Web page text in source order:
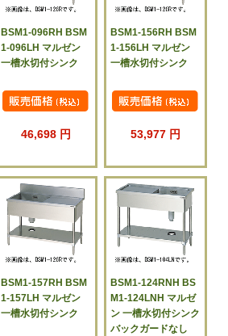
BSM1-096RH BSM
1-096LH マルゼン
一槽水切付シンク
46,698 円
BSM1-156RH BSM
1-156LH マルゼン
一槽水切付シンク
53,977 円
BSM1-157RH BSM
1-157LH マルゼン
一槽水切付シンク
BSM1-124RNH BS
M1-124LNH マルゼ
ン 一槽水切付シンク
バックガードなし